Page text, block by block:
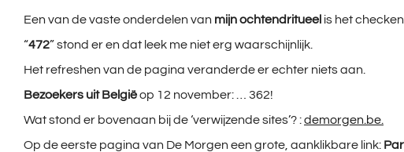
Een van de vaste onderdelen van mijn ochtendritueel is het
“472” stond er en dat leek me niet erg waarschijnlijk.
Het refreshen van de pagina veranderde er echter niets aan.
Bezoekers uit Belgiëop 12 november: … 362!
Wat stond er bovenaan bij de ‘verwijzende sites’? :demorgen.be.
Op de eerste pagina van De Morgen een grote, aanklikbare link: